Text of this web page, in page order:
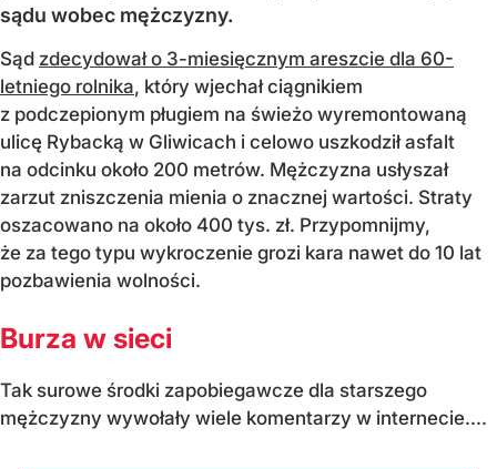
sądu wobec mężczyzny.
Sąd zdecydował o 3-miesięcznym areszcie dla 60-
letniego rolnika, który wjechał ciągnikiem
z podczepionym pługiem na świeżo wyremontowaną
ulicę Rybacką w Gliwicach i celowo uszkodził asfalt
na odcinku około 200 metrów. Mężczyzna usłyszał
zarzut zniszczenia mienia o znacznej wartości. Straty
oszacowano na około 400 tys. zł. Przypomnijmy,
że za tego typu wykroczenie grozi kara nawet do 10 lat
pozbawienia wolności.
Burza w sieci
Tak surowe środki zapobiegawcze dla starszego
mężczyzny wywołały wiele komentarzy w internecie....